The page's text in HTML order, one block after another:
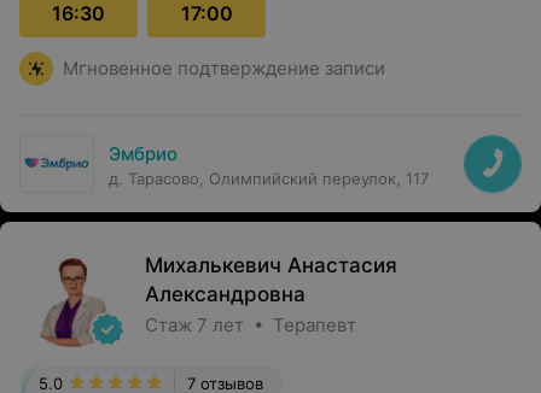
16:30 17:00
Мгновенное подтверждение записи
Эмбрио
д. Тарасово, Олимпийский переулок, 117
Михалькевич Анастасия
Александровна
Стаж 7 лет • Терапевт
7 отзывов
5.0